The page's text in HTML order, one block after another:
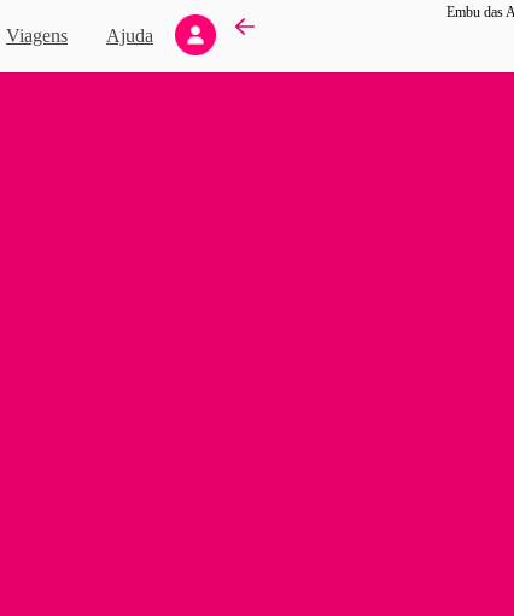
Viagens Ajuda
Embu das